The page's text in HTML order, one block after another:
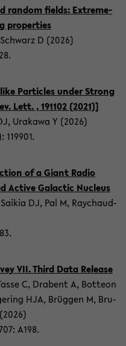
ran­dom fields: Extreme-​
pro­per­ties
D (2026)
Par­ti­cles under Strong
Lett. , 191102 (2021)]
Ura­ka­wa Y (2026)
119901.
of a Giant Radio
Ac­ti­ve Ga­lac­tic Nu­cleus
DJ, Pal M, Ray­chaud­
VII. Third Data Re­lease
C, Dra­bent A, Bot­te­on
HJA, Brüg­gen M, Bru­
A198.